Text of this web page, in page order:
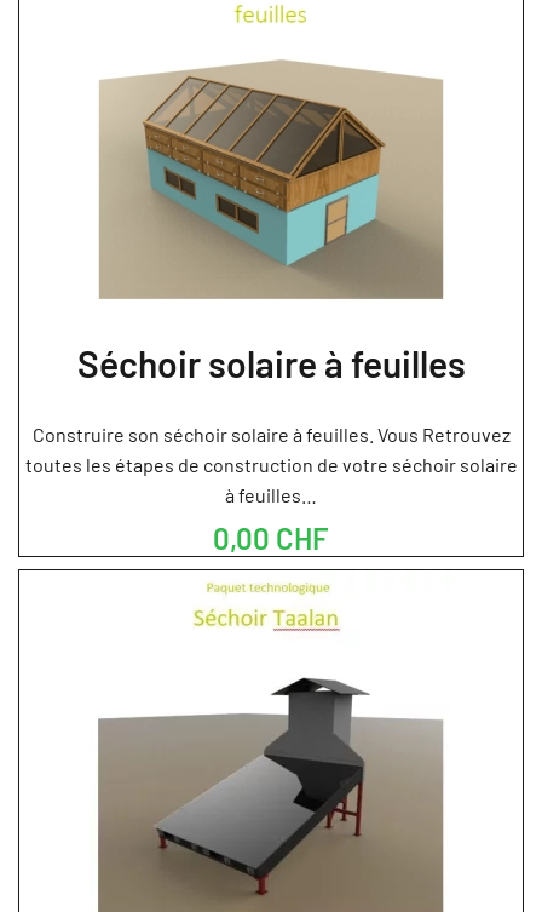
Séchoir solaire à feuilles
Construire son séchoir solaire à feuilles. Vous Retrouvez
toutes les étapes de construction de votre séchoir solaire
à feuilles…
0,00 CHF